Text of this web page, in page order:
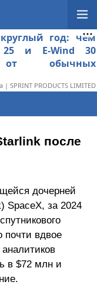
год: чем
25 и E-Wind 30
от обычных
| SPRINT PRODUCTS LIMITED
после
дочерней
SpaceX, за 2024
почти вдвое
в $72 млн и